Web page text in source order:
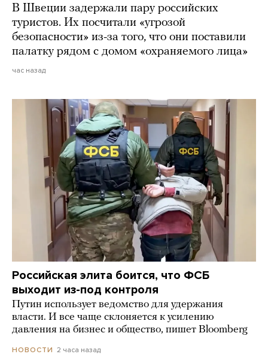
В Швеции задержали пару российских
туристов. Их посчитали «угрозой
безопасности» из-за того, что они поставили
палатку рядом с домом «охраняемого лица»
час назад
Российская элита боится, что ФСБ
выходит из-под контроля
Путин использует ведомство для удержания
власти. И все чаще склоняется к усилению
давления на бизнес и общество, пишет Bloomberg
НОВОСТИ 2 часа назад